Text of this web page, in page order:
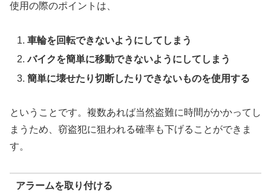
使用の際のポイントは、
車輪を回転できないようにしてしまう
バイクを簡単に移動できないようにしてしまう
簡単に壊せたり切断したりできないものを使用する
ということです。複数あれば当然盗難に時間がかかってし
まうため、窃盗犯に狙われる確率も下げることができま
す。
アラームを取り付ける